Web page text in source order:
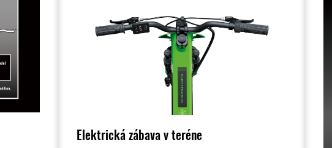
Elektrická zábava v teréne